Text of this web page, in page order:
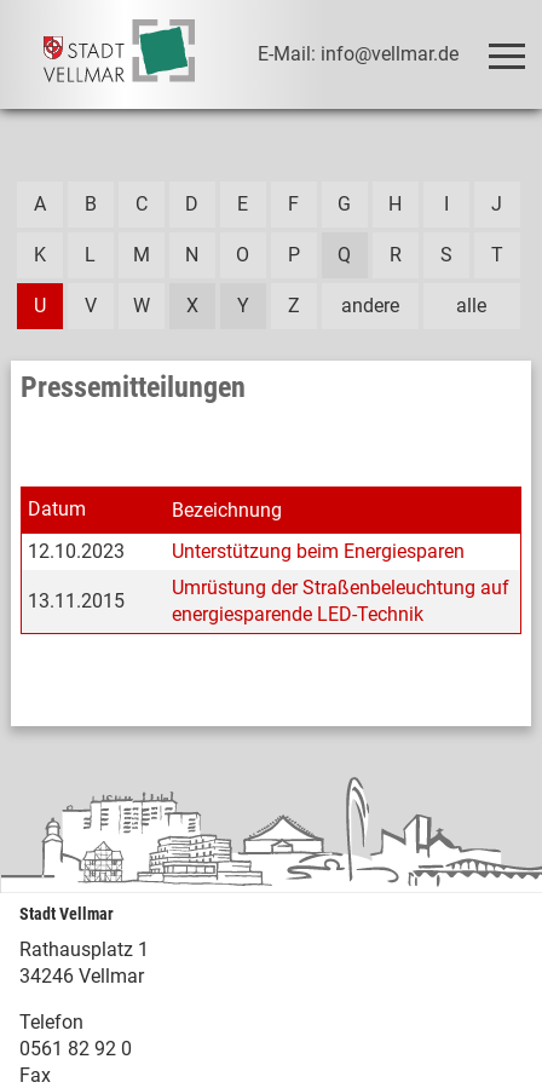
E-Mail: info@vellmar.de
alle
A B C D E F G H I J
K L M N O P Q R S T
U V W X Y Z andere
Pressemitteilungen
Datum
Bezeichnung
12.10.2023
Unterstützung beim Energiesparen
13.11.2015
Umrüstung der Straßenbeleuchtung auf
energiesparende LED-Technik
Stadt Vellmar
Rathausplatz 1
34246 Vellmar
Telefon
0561 82 92 0
Fax